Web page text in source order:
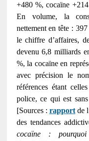
+480 %, cocaïne
En volume, la
nettement en tête :
le chiffre d’affaires,
devenu 6,8 milliards
%, la cocaïne en
avec précision le
références étant
police, ce qui est
[Sources : rapportde
des tendances
cocaïne :